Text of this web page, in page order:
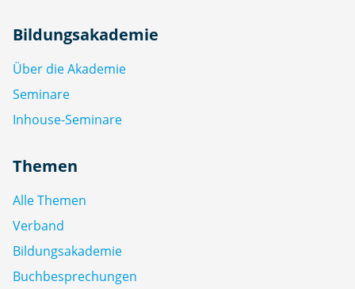
Bildungsakademie
Über die Akademie
Seminare
Inhouse-Seminare
Themen
Alle Themen
Verband
Bildungsakademie
Buchbesprechungen